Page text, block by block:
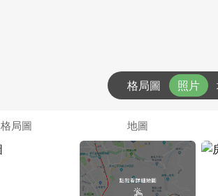
格局圖 照片
格局圖 地圖